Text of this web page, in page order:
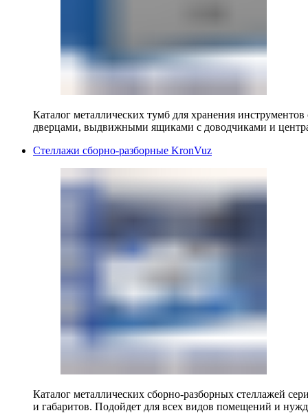
Каталог металлических тумб для хранения
дверцами, выдвижными ящиками с доводчиками и
Стеллажи сборно-разборные KronVuz
Каталог металлических сборно-разборных стеллажей
и габаритов. Подойдет для всех видов помещений и